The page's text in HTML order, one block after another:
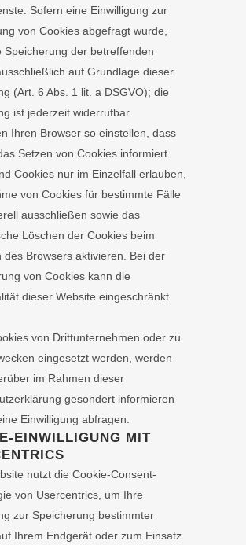
Sofern eine Einwilligung zur
von Cookies abgefragt wurde,
Speicherung der betreffenden
auf Grundlage dieser
(Art. 6 Abs. 1 lit. a DSGVO); die
ist jederzeit widerrufbar.
Ihren Browser so einstellen, dass
Setzen von Cookies informiert
Cookies nur im Einzelfall erlauben,
von Cookies für bestimmte Fälle
ausschließen sowie das
Löschen der Cookies beim
des Browsers aktivieren. Bei der
von Cookies kann die
dieser Website eingeschränkt
von Drittunternehmen oder zu
eingesetzt werden, werden
im Rahmen dieser
gesondert informieren
Einwilligung abfragen.
EINWILLIGUNG MIT
nutzt die Cookie-Consent-
von Usercentrics, um Ihre
zur Speicherung bestimmter
Ihrem Endgerät oder zum Einsatz